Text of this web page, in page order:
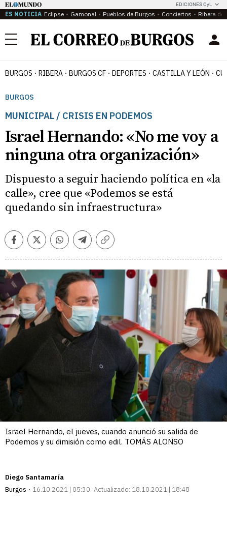
EDICIONES CyL
ES NOTICIA Eclipse Gamonal Pueblos de Burgos Conciertos Ribera del
Menú
BURGOS RIBERA BURGOS CF DEPORTES CASTILLA Y LEÓN
BURGOS
MUNICIPAL / CRISIS EN PODEMOS
Israel Hernando: «No me voy a
ninguna otra organización»
Dispuesto a seguir haciendo política en «la
calle», cree que «Podemos se está
quedando sin infraestructura»
FacebookTwitterWhatsappTelegramCopiar
Israel Hernando, el jueves, cuando anunció su salida de
Podemos y su dimisión como edil. TOMÁS ALONSO
Diego Santamaría
Burgos
16.10.2021 | 05:30 Actualizado: 18.10.2021 | 18:48